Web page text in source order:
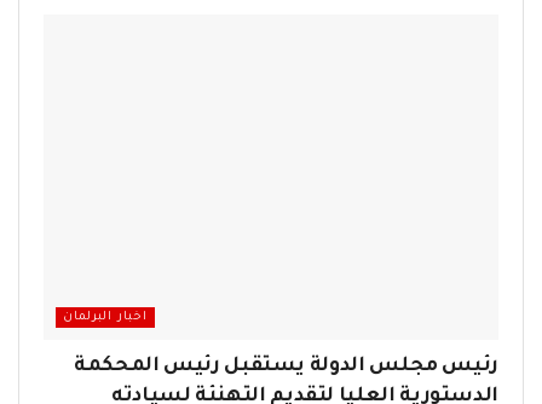
اخبار البرلمان
رئيس مجلس الدولة يستقبل رئيس المحكمة
الدستورية العليا لتقديم التهنئة لسيادته